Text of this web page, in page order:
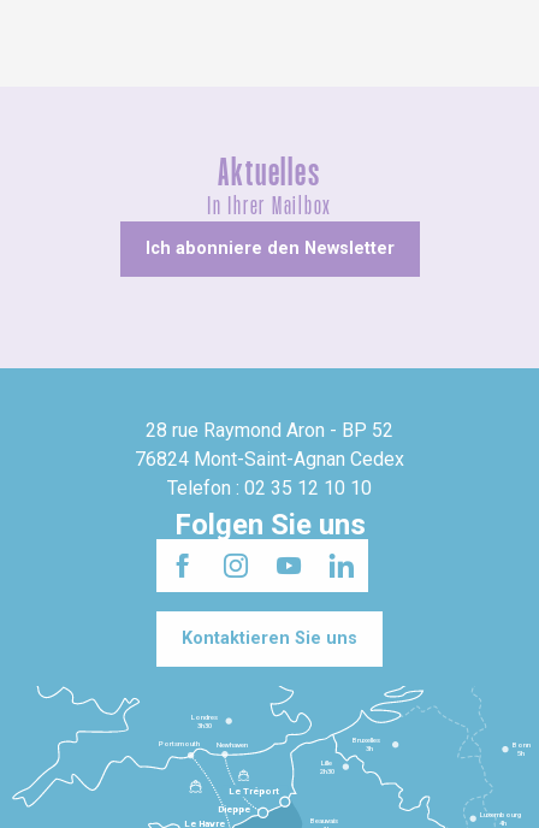
Aktuelles
In Ihrer Mailbox
Ich abonniere den Newsletter
28 rue Raymond Aron - BP 52
76824 Mont-Saint-Agnan Cedex
Telefon : 02 35 12 10 10
Folgen Sie uns
Kontaktieren Sie uns
Le Havre
Dieppe
Le Tréport
Beauvais
Lille
2h30
Bruxelles
3h
Londres
3h30
Newhaven
Portsmouth
Bonn
5h
Luxembourg
4h